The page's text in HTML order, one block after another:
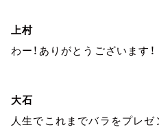
上村
わー！ありがとうございます！
大石
人生でこれまでバラをプレ